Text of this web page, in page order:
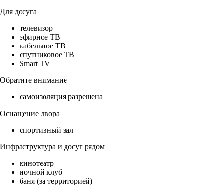
Для досуга
телевизор
эфирное ТВ
кабельное ТВ
спутниковое ТВ
Smart TV
Обратите внимание
самоизоляция разрешена
Оснащение двора
спортивный зал
Инфраструктура и досуг рядом
кинотеатр
ночной клуб
баня (за территорией)